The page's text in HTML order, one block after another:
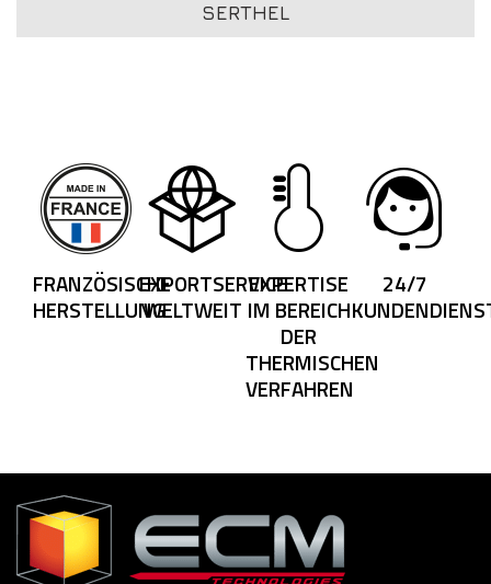
SERTHEL
FRANZÖSISCHE
HERSTELLUNG
EXPORTSERVICE
WELTWEIT
EXPERTISE
IM BEREICH
DER
THERMISCHEN
VERFAHREN
24/7